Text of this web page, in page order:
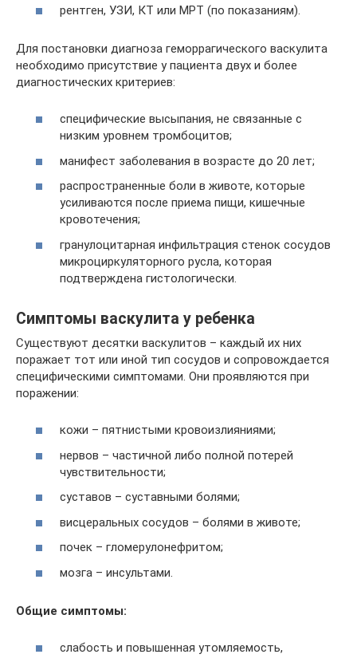
рентген, УЗИ, КТ или МРТ (по показаниям).
Для постановки диагноза геморрагического васкулита
необходимо присутствие у пациента двух и более
диагностических критериев:
специфические высыпания, не связанные с
низким уровнем тромбоцитов;
манифест заболевания в возрасте до 20 лет;
распространенные боли в животе, которые
усиливаются после приема пищи, кишечные
кровотечения;
гранулоцитарная инфильтрация стенок сосудов
микроциркуляторного русла, которая
подтверждена гистологически.
Симптомы васкулита у ребенка
Существуют десятки васкулитов – каждый их них
поражает тот или иной тип сосудов и сопровождается
специфическими симптомами. Они проявляются при
поражении:
кожи – пятнистыми кровоизлияниями;
нервов – частичной либо полной потерей
чувствительности;
суставов – суставными болями;
висцеральных сосудов – болями в животе;
почек – гломерулонефритом;
мозга – инсультами.
Общие симптомы:
слабость и повышенная утомляемость,